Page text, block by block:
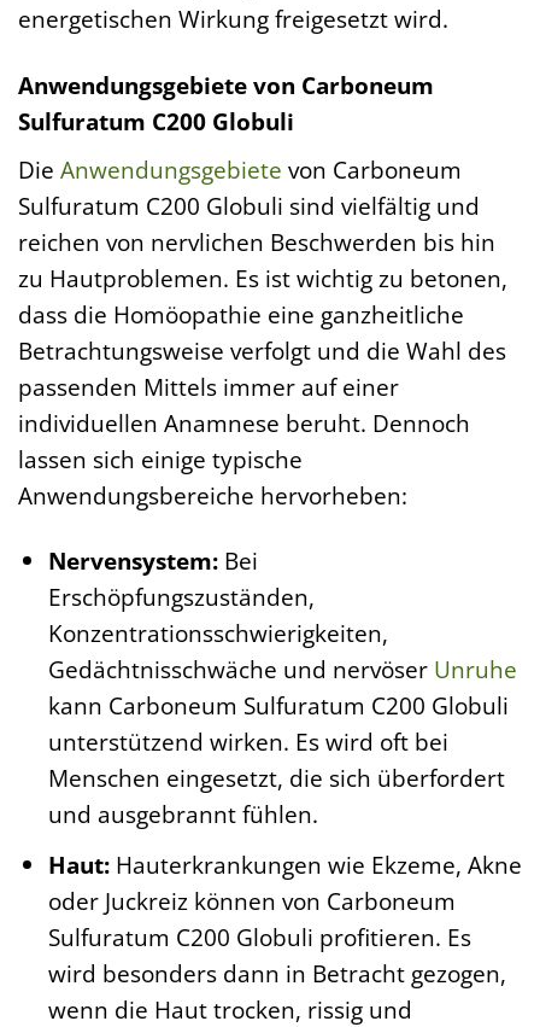
energetischen Wirkung freigesetzt wird.
Anwendungsgebiete von Carboneum
Sulfuratum C200 Globuli
Die Anwendungsgebiete von Carboneum
Sulfuratum C200 Globuli sind vielfältig und
reichen von nervlichen Beschwerden bis hin
zu Hautproblemen. Es ist wichtig zu betonen,
dass die Homöopathie eine ganzheitliche
Betrachtungsweise verfolgt und die Wahl des
passenden Mittels immer auf einer
individuellen Anamnese beruht. Dennoch
lassen sich einige typische
Anwendungsbereiche hervorheben:
Nervensystem:Bei
Erschöpfungszuständen,
Konzentrationsschwierigkeiten,
Gedächtnisschwäche und nervöser Unruhe
kann Carboneum Sulfuratum C200 Globuli
unterstützend wirken. Es wird oft bei
Menschen eingesetzt, die sich überfordert
und ausgebrannt fühlen.
Haut:Hauterkrankungen wie Ekzeme, Akne
oder Juckreiz können von Carboneum
Sulfuratum C200 Globuli profitieren. Es
wird besonders dann in Betracht gezogen,
wenn die Haut trocken, rissig und